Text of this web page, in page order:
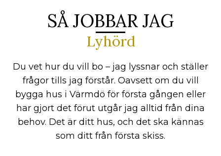
SÅ JOBBAR JAG
Lyhörd
Du vet hur du vill bo – jag lyssnar och ställer
frågor tills jag förstår. Oavsett om du vill
bygga hus i Värmdö för första gången eller
har gjort det förut utgår jag alltid från dina
behov. Det är ditt hus, och det ska kännas
som ditt från första skiss.